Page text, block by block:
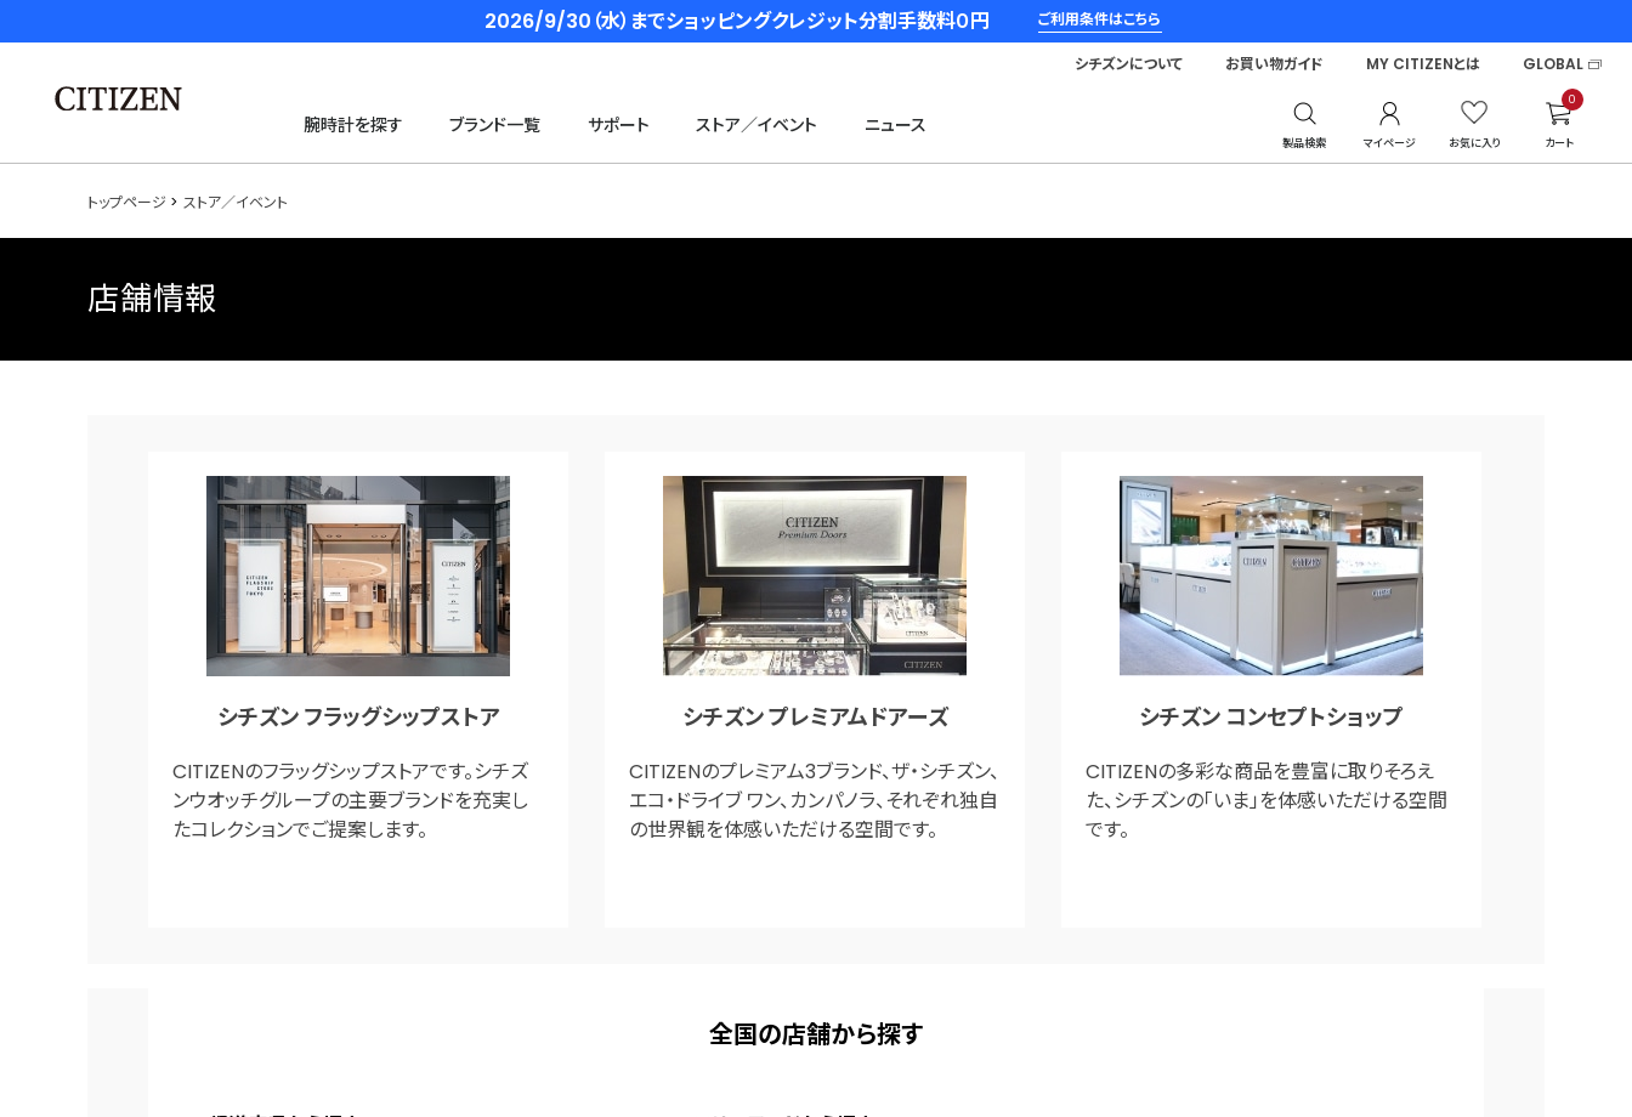
2026/9/30（水）までショッピングクレジット分割手数料０円 ご利用条件はこちら
腕時計を探す ブランド一覧 サポート ストア／イベント ニュース
製品検索 マイページ お気に入り
0
カート
シチズンについて お買い物ガイド MY CITIZENとは GLOBAL
トップページ ストア／イベント
店舗情報
シチズン フラッグシップストア
CITIZENのフラッグシップストアです。シチズ
ンウオッチグループの主要ブランドを充実し
たコレクションでご提案します。
シチズン プレミアムドアーズ
CITIZENのプレミアム3ブランド、ザ・シチズン、
エコ・ドライブ ワン、カンパノラ、それぞれ独自
の世界観を体感いただける空間です。
シチズン コンセプトショップ
CITIZENの多彩な商品を豊富に取りそろえ
た、シチズンの「いま」を体感いただける空間
です。
全国の店舗から探す